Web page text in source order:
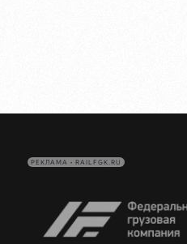
РЕКЛАМА • RAILFGK.RU